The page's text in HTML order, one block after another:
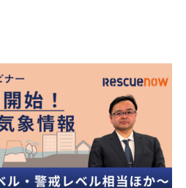
採用情報